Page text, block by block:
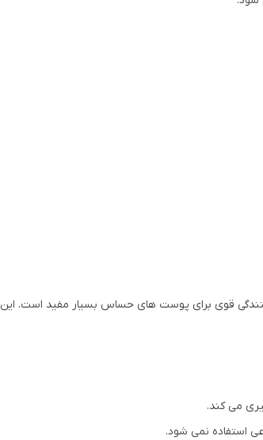
قوی برای پوست های حساس بسیار مفید است. این
استفاده نمی شود.